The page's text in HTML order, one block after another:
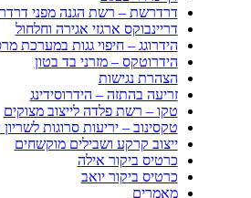
דרדרשת – רשת הגנה מפני
דריינבוקס ארגזי אגירה וחלחול
הידרוגג – חיפוי גגות במערכת
הידרוטקס – מזרני בד בטון
הצהרת נגישות
זריעה בהתזה – הידרוסידינג
טקו – רשת פלדה לייצוב מצוקים
טקסינוב – יריעות סרוגות
ייצוב קרקע ושבילים מוקשחים
כרטיס ביקור אילה
כרטיס ביקור יואב
מאמרים